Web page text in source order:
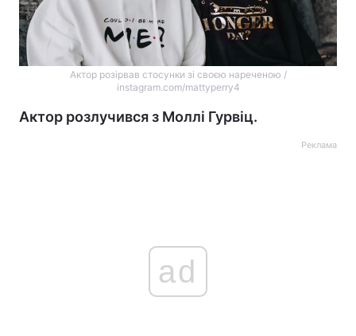
Актор розірвав стосунки зі своєю нареченою /
instagram.com/mattyperry4
Актор розлучився з Моллі Гурвіц.
Реклама
ad